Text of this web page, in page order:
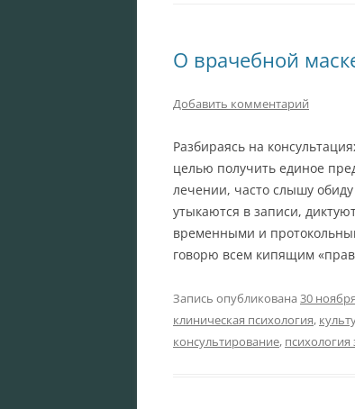
О врачебной
Добавить комментарий
Разбираясь на
целью получить единое
лечении, часто слышу
утыкаются в записи,
временными и
говорю всем кипящим
Запись опубликована 30
клиническая психология,
консультирование, психология